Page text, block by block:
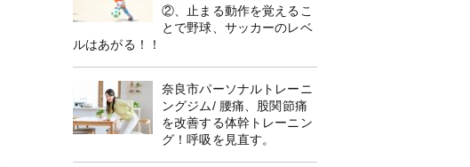
②、止まる動作を覚えるこ
とで野球、サッカーのレベ
ルはあがる！！
奈良市パーソナルトレーニ
ングジム/ 腰痛、股関節痛
を改善する体幹トレーニン
グ！呼吸を見直す。